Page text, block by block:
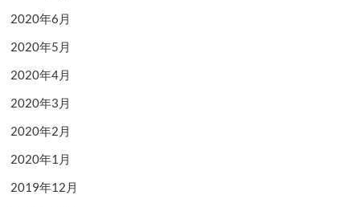
2020年6月
2020年5月
2020年4月
2020年3月
2020年2月
2020年1月
2019年12月